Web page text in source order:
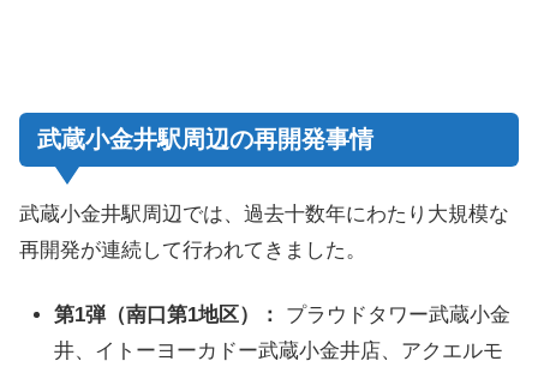
武蔵小金井駅周辺の再開発事情
武蔵小金井駅周辺では、過去十数年にわたり大規模な
再開発が連続して行われてきました。
第1弾（南口第1地区）：
プラウドタワー武蔵小金
井、イトーヨーカドー武蔵小金井店、アクエルモ